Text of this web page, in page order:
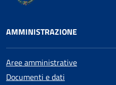
AMMINISTRAZIONE
Aree amministrative
Documenti e dati